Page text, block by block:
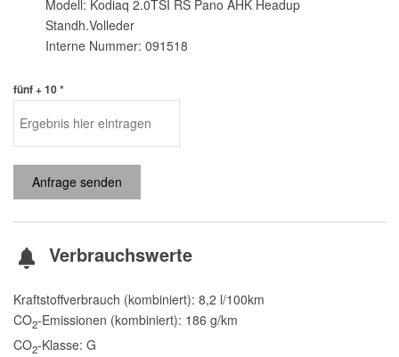
Modell: Kodiaq 2.0TSI RS Pano AHK Headup
Standh.Volleder
Interne Nummer: 091518
fünf + 10 *
Anfrage senden
Verbrauchswerte
Kraftstoffverbrauch (kombiniert): 8,2 l/100km
CO2-Emissionen (kombiniert): 186 g/km
CO2-Klasse: G